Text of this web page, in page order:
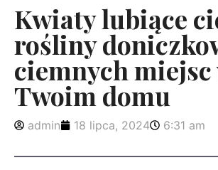
Kwiaty lubiące
rośliny
ciemnych miejsc
Twoim domu
admin 18 lipca, 2024 6:31 am